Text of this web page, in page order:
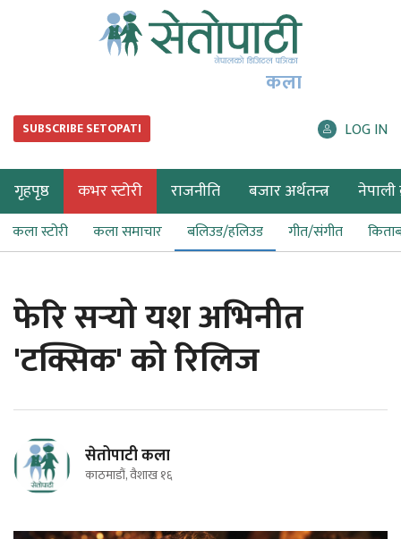
कला
SUBSCRIBE SETOPATI LOG IN
गृहपृष्ठ कभर स्टोरी राजनीति बजार अर्थतन्त्र नेपाली
कला स्टोरी कला समाचार बलिउड/हलिउड गीत/संगीत
फेरि सर्‍यो यश अभिनीत
'टक्सिक' को रिलिज
सेतोपाटी कला
काठमाडौं, वैशाख १६